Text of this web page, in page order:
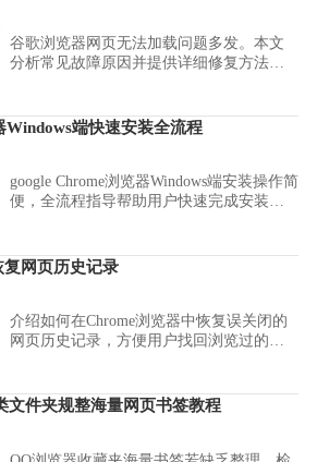
谷歌浏览器网页无法加载问题多发。本文
分析常见故障原因并提供详细修复方法，
Windows端快速安装全流程
google Chrome浏览器Windows端安装操作简
便，全流程指导帮助用户快速完成安装，
网页历史记录
介绍如何在Chrome浏览器中恢复误关闭的
网页历史记录，方便用户找回浏览过的内
文件夹规整海量网页书签教程